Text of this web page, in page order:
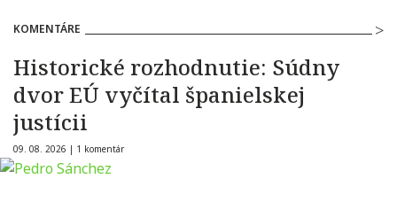
KOMENTÁRE
Historické rozhodnutie: Súdny
dvor EÚ vyčítal španielskej
justícii
09. 08. 2026 | 1 komentár